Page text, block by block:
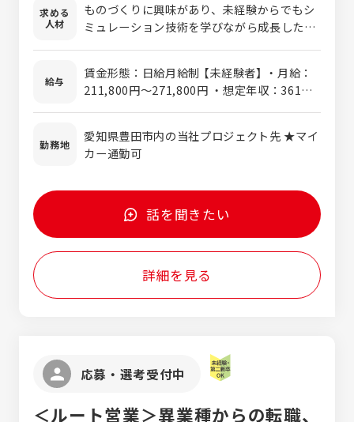
等の妥当性をシミュレーションして、問題点
や改善点を考察します。自動車部品を生産す
るにあたり、無くてはならない、重要な工程
になります。 多くの方が未経験からご活躍さ
れておりますので、ご安心ください。 【「CAE
解析」とは】 一言でいえば、「ものづくりの失
す。 従来は試作品を作って検証していたテス
トの一部を、コンピュータ上のシミュレーシ
ストを大幅に削減します。 また、強度や熱な
ど、目に見えない現象をデータとして「見え
る化」します。設計の精度向上や品質改善に
貢献する、現代のものづくりに不可欠な役割
客様からの相談 トヨタ自動車をはじめとする
お客様からの「こういった解析をしたい」とい
▼STEP2：シミュレーションと分析 専門の
解析ソフトを使い、PC上で精密なシミュレー
属が均一に固まるか（熱解析）といった現象を
求める
人材
ものづくりに興味があり、未経験からでもシ
ミュレーション技術を学びながら成長したい
強さを歓迎。 データ分析だけでなく改善提案
まで踏み込み、チームやお客様と連携しなが
ら主体的に課題解決に取り組める方にご応募
いただきたいポジションです。
給与
賃金形態：日給月給制 【未経験者】 ・月給：
211,800円～271,800円 ・想定年収：361万
能力などを考慮の上、決定します。 ＜残業手
当＞ 有、残業時間に応じて全額支給 【経験
年収：515万円～665万円（各種手当含） ※想
定年収下限は、最終学歴が大卒で実務経験3
年の方。 ※経験・能力などを考慮の上、決定
／未経験での入社 月給：232,000円 賞
与：988,800円 年収：4,440,660円（各種手
年収：5,019,288円（各種手当含）
勤務地
愛知県豊田市内の当社プロジェクト先 ★マイ
カー通勤可
話を聞きたい
詳細を見る
応募・選考受付中
＜ルート営業＞異業種からの転職、